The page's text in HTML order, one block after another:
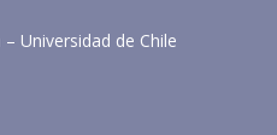
Universidad de Chile